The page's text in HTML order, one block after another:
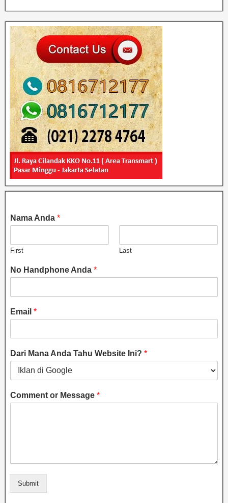
Nama Anda *
First Last
No Handphone Anda *
Email *
Dari Mana Anda Tahu Website Ini? *
Comment or Message *
Submit